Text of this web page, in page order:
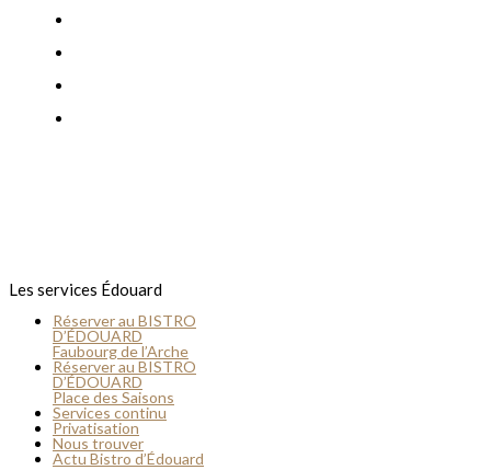
Les services Édouard
Réserver au BISTRO
D’ÉDOUARD
Faubourg de l’Arche
Réserver au BISTRO
D’ÉDOUARD
Place des Saisons
Services continu
Privatisation
Nous trouver
Actu Bistro d’Édouard